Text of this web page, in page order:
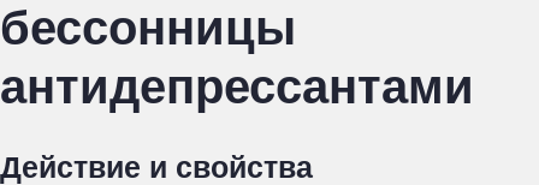
бессонницы
антидепрессантами
Действие и свойства